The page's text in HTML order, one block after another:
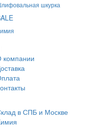
шкурка
компании
в СПБ и Москве